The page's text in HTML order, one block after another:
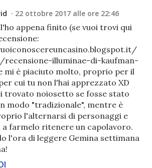
22 ottobre 2017 alle ore 22:46
appena finito (se vuoi trovi qui
recensione-illuminae-di-kaufman-
mi è piaciuto molto, proprio per il
cui tu non l'hai apprezzato XD
trovato noiosetto se fosse stato
modo "tradizionale", mentre è
l'alternarsi di personaggi e
a farmelo ritenere un capolavoro.
l'ora di leggere Gemina settimana